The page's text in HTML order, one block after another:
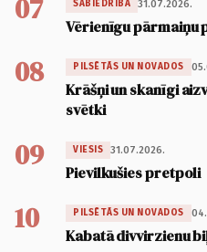
07 SABIEDRĪBA 31.07.2026.
Vērienīgu pārmaiņu
08 PILSĒTĀS UN NOVADOS
Krāšņi un skanīgi
svētki
09 VIESIS 31.07.2026.
Pievilkušies pretpoli
10 PILSĒTĀS UN NOVADOS
Kabatā divvirzienu